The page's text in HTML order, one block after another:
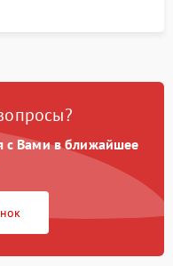
с Вами в ближайшее